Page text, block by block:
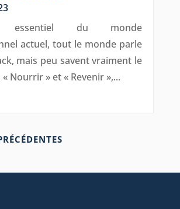
essentiel du monde
actuel, tout le monde parle
mais peu savent vraiment le
Nourrir » et « Revenir »,...